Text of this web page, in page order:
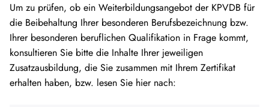
Um zu prüfen, ob ein Weiterbildungsangebot der KPVDB für
die Beibehaltung Ihrer besonderen Berufsbezeichnung bzw.
Ihrer besonderen beruflichen Qualifikation in Frage kommt,
konsultieren Sie bitte die Inhalte Ihrer jeweiligen
Zusatzausbildung, die Sie zusammen mit Ihrem Zertifikat
erhalten haben, bzw. lesen Sie hier nach: